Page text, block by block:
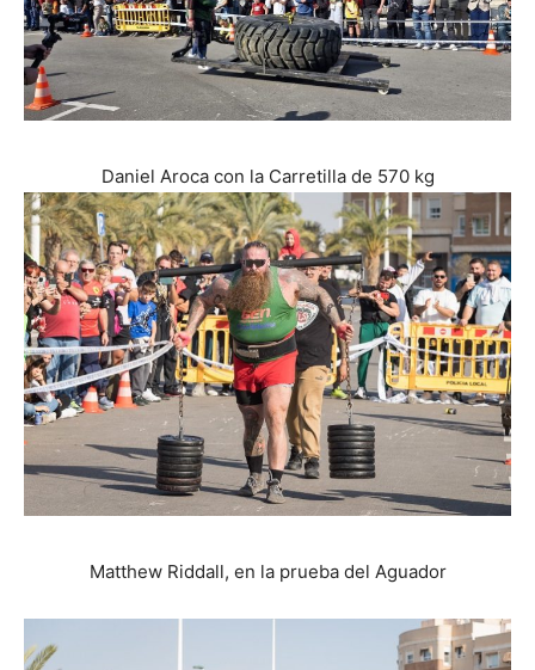
Daniel Aroca con la Carretilla de 570 kg
Matthew Riddall, en la prueba del Aguador